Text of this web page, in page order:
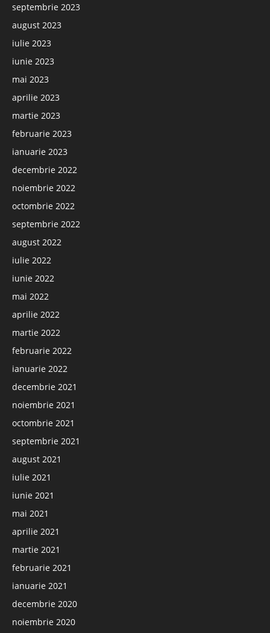
septembrie 2023
august 2023
iulie 2023
iunie 2023
mai 2023
aprilie 2023
martie 2023
februarie 2023
ianuarie 2023
decembrie 2022
noiembrie 2022
octombrie 2022
septembrie 2022
august 2022
iulie 2022
iunie 2022
mai 2022
aprilie 2022
martie 2022
februarie 2022
ianuarie 2022
decembrie 2021
noiembrie 2021
octombrie 2021
septembrie 2021
august 2021
iulie 2021
iunie 2021
mai 2021
aprilie 2021
martie 2021
februarie 2021
ianuarie 2021
decembrie 2020
noiembrie 2020